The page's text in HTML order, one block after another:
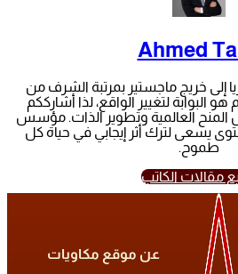
Ahmed
إلى خريج ماجستير بمرتبة الشرف من
هو البوابة لتغيير الواقع، لذا أشارككم
العالمية وتطوير الذات. مؤسس
يسعى لترك أثر إيجابي في حياة كل
طموح.
مقالات الكاتب
عن موقع مكاويات